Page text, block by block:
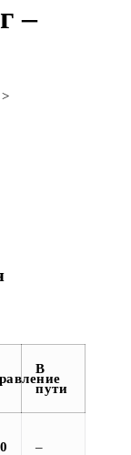
–
>
В
пути
–